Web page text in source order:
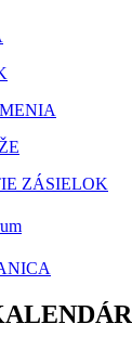
ZÁSIELOK